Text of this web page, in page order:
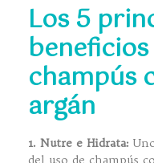
Los 5
champús
argán
1. Nutre e Hidrata:
del uso de champús